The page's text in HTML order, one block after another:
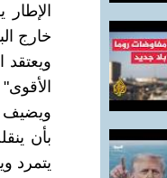
خارج
ويعتقد
ويضيف
بأن
يتمرد